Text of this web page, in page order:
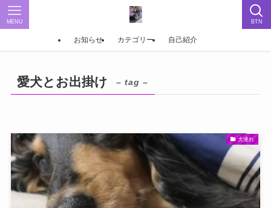
BTN
MENU
お知らせ カテゴリー 自己紹介
愛犬とお出掛け – tag –
犬連れ